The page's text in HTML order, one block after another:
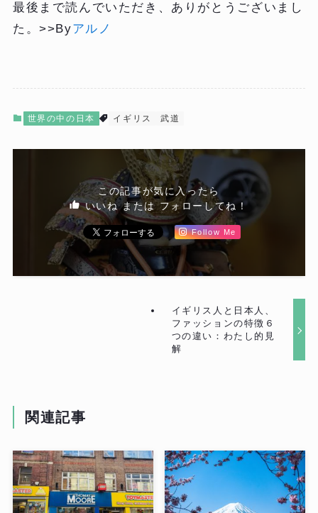
最後まで読んでいただき、ありがとうございまし
た。>>Byアルノ
世界の中の日本 イギリス 武道
この記事が気に入ったら
いいね または フォローしてね！
Follow Me
イギリス人と日本人、
ファッションの特徴６
つの違い：わたし的見
解
関連記事